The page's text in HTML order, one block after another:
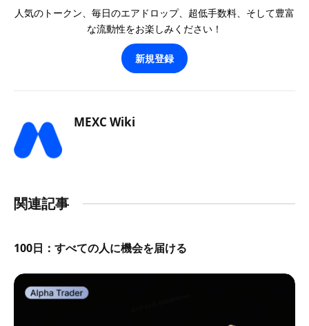
人気のトークン、毎日のエアドロップ、超低手数料、そして豊富
な流動性をお楽しみください！
新規登録
MEXC Wiki
関連記事
100日：すべての人に機会を届ける